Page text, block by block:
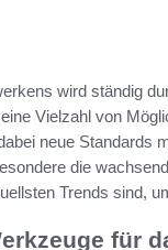
wird ständig
Vielzahl von
neue Standards
die
Trends sind,
für